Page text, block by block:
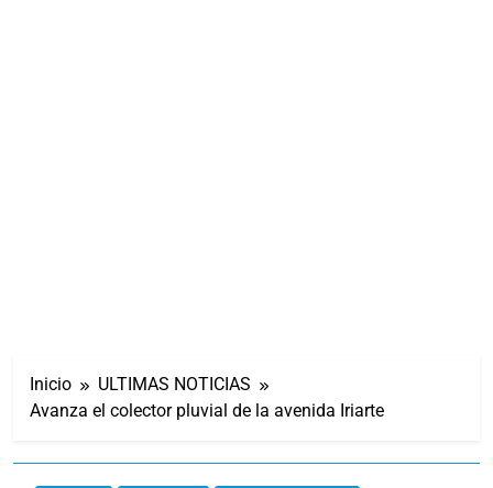
Inicio
ULTIMAS NOTICIAS
Avanza el colector pluvial de la avenida Iriarte